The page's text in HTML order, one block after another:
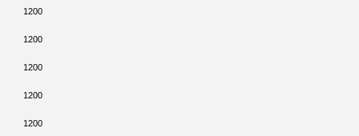
1200
1200
1200
1200
1200